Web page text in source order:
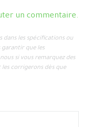
un commentaire.
dans les spécifications ou
garantir que les
si vous remarquez des
corrigerons dès que